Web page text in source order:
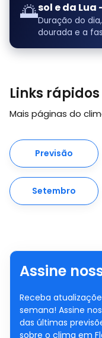
🌅sol e da
Duração do
dourada e a
Links rápidos
Mais páginas do
Previsão
Setembro
Assine
Receba
semana! Assine
das últimas
sobre o clima em